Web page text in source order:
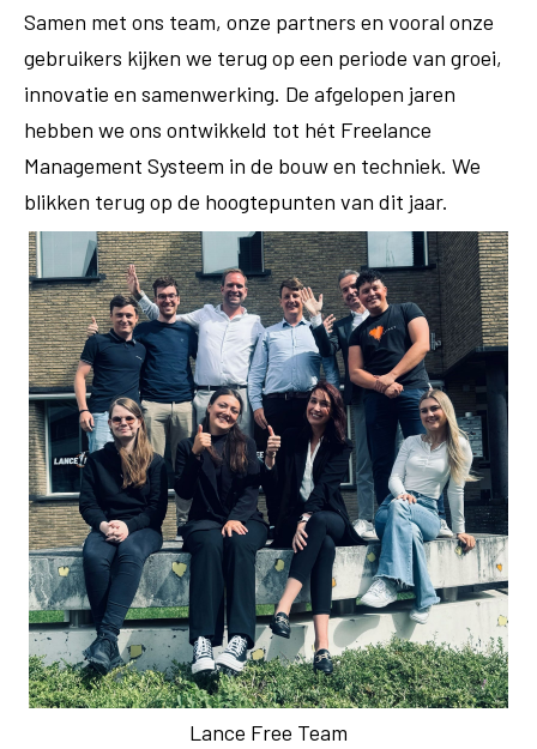
Samen met ons team, onze partners en vooral onze
gebruikers kijken we terug op een periode van groei,
innovatie en samenwerking. De afgelopen jaren
hebben we ons ontwikkeld tot hét Freelance
Management Systeem in de bouw en techniek. We
blikken terug op de hoogtepunten van dit jaar.
Lance Free Team